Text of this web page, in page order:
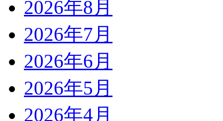
2026年8月
2026年7月
2026年6月
2026年5月
2026年4月